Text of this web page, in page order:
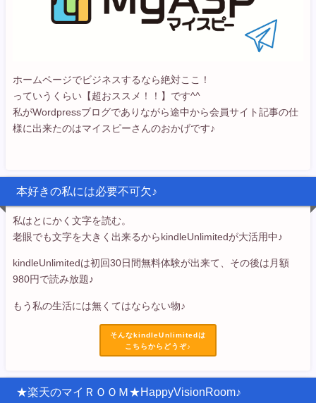
ホームページでビジネスするなら絶対ここ！
っていうくらい【超おススメ！！】です^^
私がWordpressブログでありながら途中から会員サイト記事の仕
様に出来たのはマイスピーさんのおかげです♪
本好きの私には必要不可欠♪
私はとにかく文字を読む。
老眼でも文字を大きく出来るからkindleUnlimitedが大活用中♪
kindleUnlimitedは初回30日間無料体験が出来て、その後は月額
980円で読み放題♪
もう私の生活には無くてはならない物♪
そんなkindleUnlimitedは
こちらからどうぞ♪
★楽天のマイＲＯＯＭ★HappyVisionRoom♪